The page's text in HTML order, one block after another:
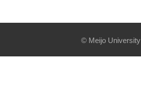
© Meijo University